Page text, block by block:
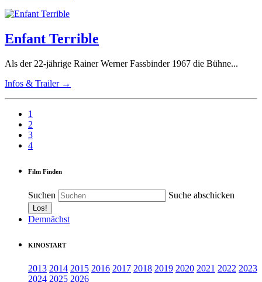
Enfant Terrible
Als der 22-jährige Rainer Werner Fassbinder 1967 die Bühne...
Infos & Trailer →
1
2
3
4
Film Finden
Suchen Suche abschicken
Demnächst
KINOSTART
2013 2014 2015 2016 2017 2018 2019 2020 2021 2022 2023
2024 2025 2026